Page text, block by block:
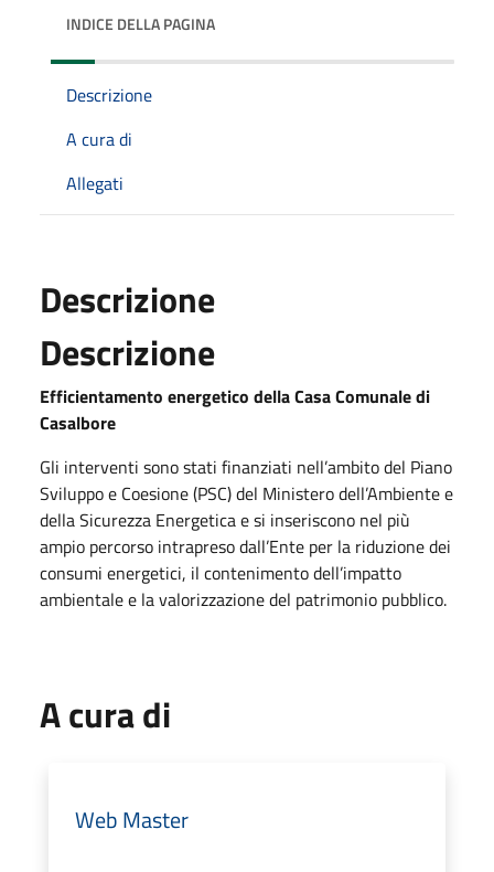
INDICE DELLA PAGINA
Descrizione
A cura di
Allegati
Descrizione
Descrizione
Efficientamento energetico della Casa Comunale di
Casalbore
Gli interventi sono stati finanziati nell’ambito del Piano
Sviluppo e Coesione (PSC) del Ministero dell’Ambiente e
della Sicurezza Energetica e si inseriscono nel più
ampio percorso intrapreso dall’Ente per la riduzione dei
consumi energetici, il contenimento dell’impatto
ambientale e la valorizzazione del patrimonio pubblico.
A cura di
Web Master